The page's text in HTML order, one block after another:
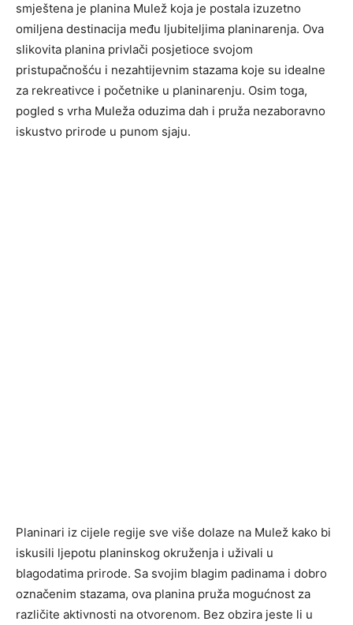
smještena je planina Mulež koja je postala izuzetno
omiljena destinacija među ljubiteljima planinarenja. Ova
slikovita planina privlači posjetioce svojom
pristupačnošću i nezahtijevnim stazama koje su idealne
za rekreativce i početnike u planinarenju. Osim toga,
pogled s vrha Muleža oduzima dah i pruža nezaboravno
iskustvo prirode u punom sjaju.
Planinari iz cijele regije sve više dolaze na Mulež kako bi
iskusili ljepotu planinskog okruženja i uživali u
blagodatima prirode. Sa svojim blagim padinama i dobro
označenim stazama, ova planina pruža mogućnost za
različite aktivnosti na otvorenom. Bez obzira jeste li u